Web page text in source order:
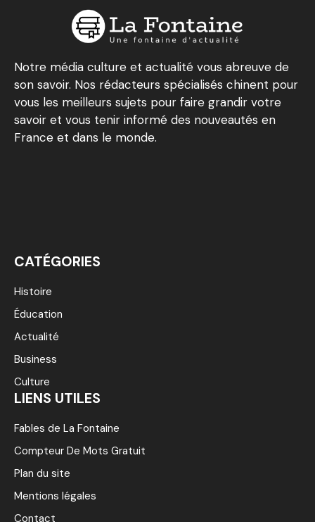
Notre média culture et actualité vous abreuve de
son savoir. Nos rédacteurs spécialisés chinent pour
vous les meilleurs sujets pour faire grandir votre
savoir et vous tenir informé des nouveautés en
France et dans le monde.
CATÉGORIES
Histoire
Éducation
Actualité
Business
Culture
LIENS UTILES
Fables de La Fontaine
Compteur De Mots Gratuit
Plan du site
Mentions légales
Contact